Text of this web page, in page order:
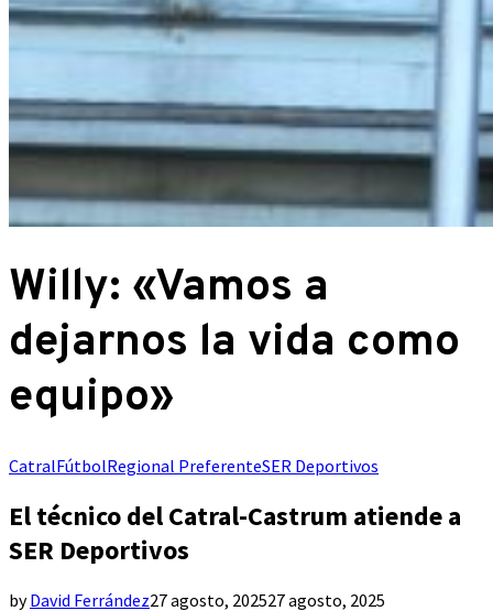
Willy: «Vamos a
dejarnos la vida como
equipo»
CatralFútbolRegional PreferenteSER Deportivos
El técnico del Catral-Castrum atiende a
SER Deportivos
byDavid Ferrández27 agosto, 202527 agosto, 2025